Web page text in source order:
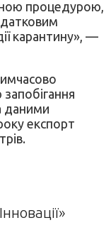
процедурою,
карантину», —
даними
експорт